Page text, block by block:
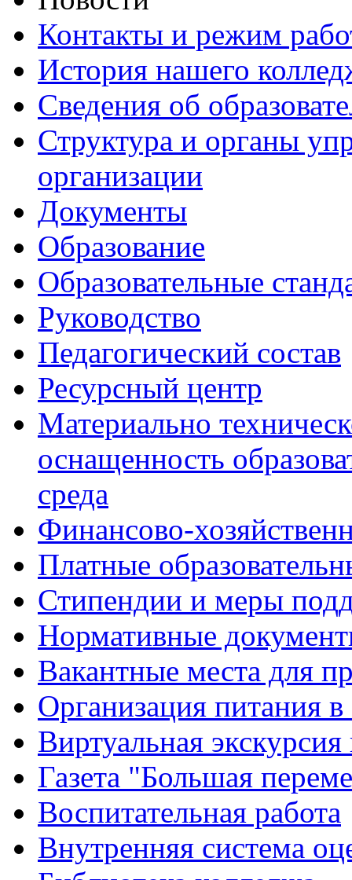
Контакты и режим
История нашего
Сведения об
Структура и органы
организации
Документы
Образование
Образовательные
Руководство
Педагогический состав
Ресурсный центр
Материально
оснащенность
среда
Финансово-
Платные
Стипендии и меры
Нормативные
Вакантные места для
Организация питания в
Виртуальная
Газета "Большая
Воспитательная работа
Внутренняя система